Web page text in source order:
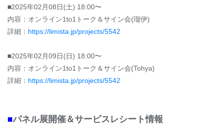
■2025年02月08日(土) 18:00〜
内容：オンライン1to1トーク＆サイン会(瑠伊)
詳細： https://limista.jp/projects/5542
■2025年02月09日(日) 18:00〜
内容：オンライン1to1トーク＆サイン会(Tohya)
詳細： https://limista.jp/projects/5542
■パネル展開催＆サービスレシート情報